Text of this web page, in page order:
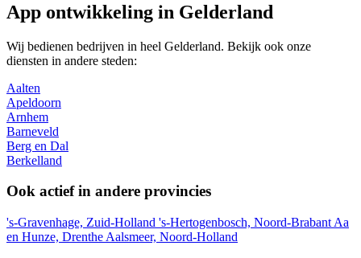
App ontwikkeling in Gelderland
Wij bedienen bedrijven in heel Gelderland. Bekijk ook onze
diensten in andere steden:
Aalten
Apeldoorn
Arnhem
Barneveld
Berg en Dal
Berkelland
Ook actief in andere provincies
's-Gravenhage, Zuid-Holland 's-Hertogenbosch, Noord-Brabant Aa
en Hunze, Drenthe Aalsmeer, Noord-Holland